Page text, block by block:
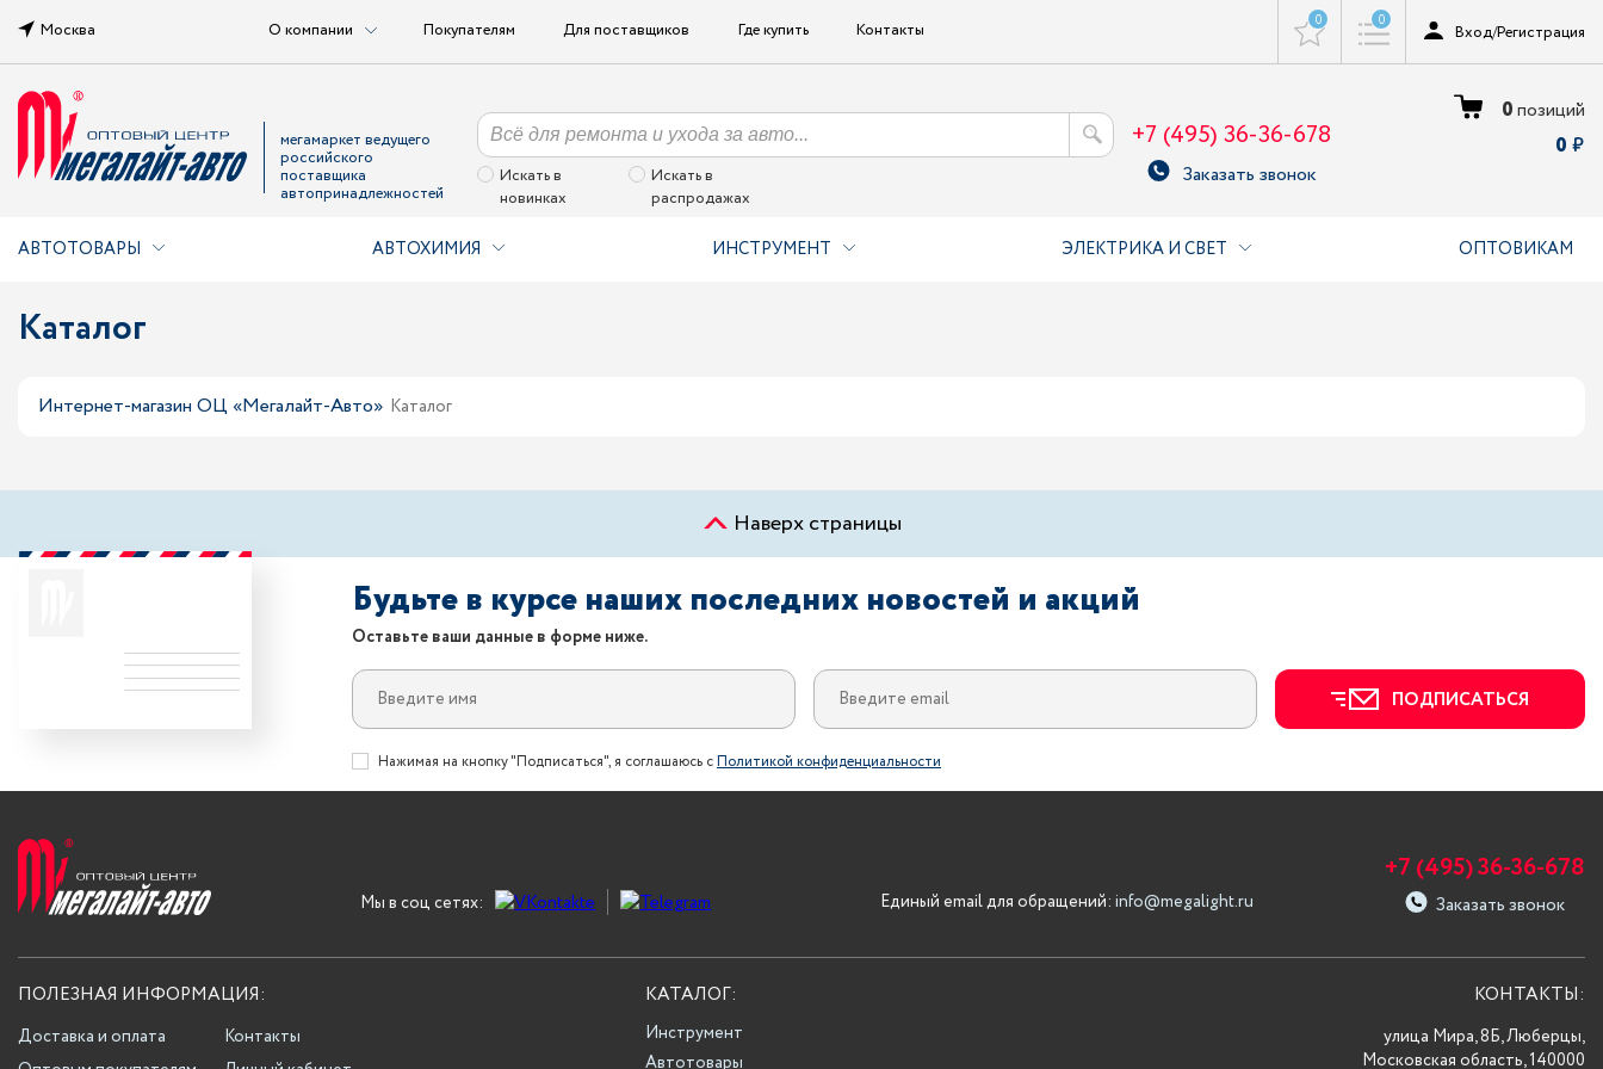
Москва О компании Покупателям Для поставщиков Где купить Контакты 0 0
Вход/Регистрация
мегамаркет ведущего
российского
поставщика
автопринадлежностей
Искать в
новинках
Искать в
распродажах
+7 (495) 36-36-678
Заказать звонок
0позиций
0
АВТОТОВАРЫ АВТОХИМИЯ ИНСТРУМЕНТ ЭЛЕКТРИКА И СВЕТ ОПТОВИКАМ
Каталог
Интернет-магазин ОЦ «Мегалайт-Авто» Каталог
Наверх страницы
Будьте в курсе наших последних новостей и акций
Оставьте ваши данные в форме ниже.
ПОДПИСАТЬСЯ
Нажимая на кнопку "Подписаться", я соглашаюсь сПолитикой конфиденциальности
Мы в соц сетях: Единый email для обращений: info@megalight.ru
+7 (495) 36-36-678
Заказать звонок
ПОЛЕЗНАЯ ИНФОРМАЦИЯ:
Доставка и оплата
Контакты
КАТАЛОГ:
Инструмент
Автотовары
КОНТАКТЫ:
улица Мира, 8Б, Люберцы,
Московская область, 140000